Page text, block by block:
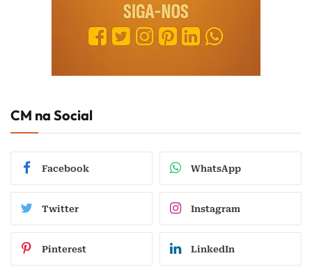
CM na Social
Facebook WhatsApp
Twitter Instagram
Pinterest LinkedIn